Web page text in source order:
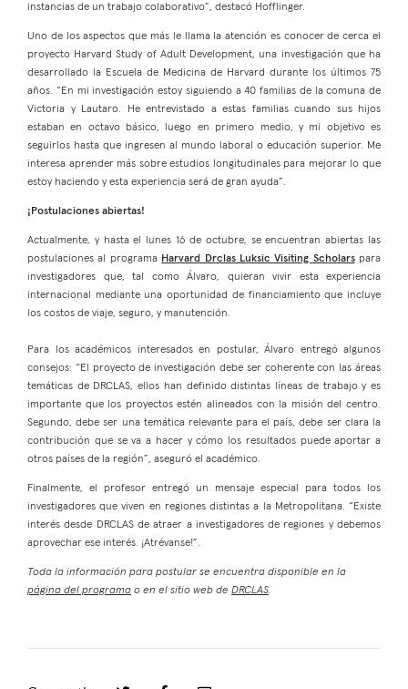
instancias de un trabajo colaborativo”, destacó Hofflinger.
Uno de los aspectos que más le llama la atención es conocer de cerca el
proyecto Harvard Study of Adult Development, una investigación que ha
desarrollado la Escuela de Medicina de Harvard durante los últimos 75
años. “En mi investigación estoy siguiendo a 40 familias de la comuna de
Victoria y Lautaro. He entrevistado a estas familias cuando sus hijos
estaban en octavo básico, luego en primero medio, y mi objetivo es
seguirlos hasta que ingresen al mundo laboral o educación superior. Me
interesa aprender más sobre estudios longitudinales para mejorar lo que
estoy haciendo y esta experiencia será de gran ayuda”.
¡Postulaciones abiertas!
Actualmente, y hasta el lunes 16 de octubre, se encuentran abiertas las
postulaciones al programa Harvard Drclas Luksic Visiting Scholarspara
investigadores que, tal como Álvaro, quieran vivir esta experiencia
internacional mediante una oportunidad de financiamiento que incluye
los costos de viaje, seguro, y manutención.
Para los académicos interesados en postular, Álvaro entregó algunos
consejos: “El proyecto de investigación debe ser coherente con las áreas
temáticas de DRCLAS, ellos han definido distintas líneas de trabajo y es
importante que los proyectos estén alineados con la misión del centro.
Segundo, debe ser una temática relevante para el país, debe ser clara la
contribución que se va a hacer y cómo los resultados puede aportar a
otros países de la región”, aseguró el académico.
Finalmente, el profesor entregó un mensaje especial para todos los
investigadores que viven en regiones distintas a la Metropolitana. “Existe
interés desde DRCLAS de atraer a investigadores de regiones y debemos
aprovechar ese interés. ¡Atrévanse!”.
Toda la información para postular se encuentra disponible en la
página del programa o en el sitio web de DRCLAS.